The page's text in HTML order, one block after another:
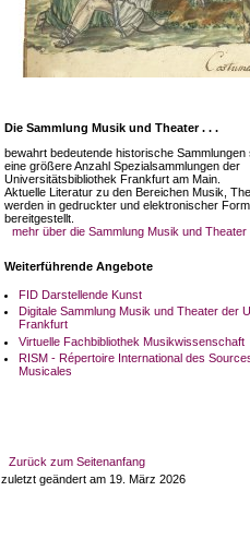
Die Sammlung Musik und Theater . . .
bewahrt bedeutende historische Sammlungen
eine größere Anzahl Spezialsammlungen der
Universitätsbibliothek Frankfurt am Main.
Aktuelle Literatur zu den Bereichen Musik,
werden in gedruckter und elektronischer Form
bereitgestellt.
mehr über die Sammlung Musik und Theater
Weiterführende Angebote
FID Darstellende Kunst
Digitale Sammlung Musik und Theater der
Frankfurt
Virtuelle Fachbibliothek Musikwissenschaft
RISM - Répertoire International des
Musicales
Zurück zum Seitenanfang
zuletzt geändert am 19. März 2026